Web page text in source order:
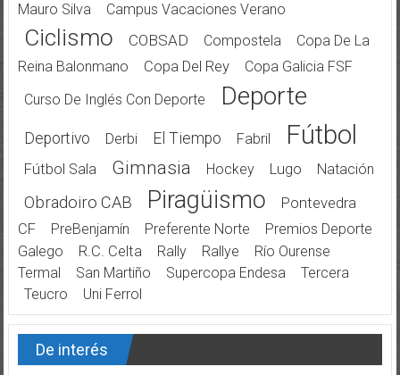
Mauro Silva
Campus Vacaciones Verano
Ciclismo COBSAD Compostela
Copa De La
Reina Balonmano
Copa Del Rey
Copa Galicia FSF
Curso De Inglés Con Deporte
Deporte
Deportivo Derbi El Tiempo Fabril Fútbol
Fútbol Sala Gimnasia Hockey Lugo Natación
Obradoiro CAB Piragüismo
Pontevedra
CF
PreBenjamín Preferente Norte
Premios Deporte
Galego
R.C. Celta Rally Rallye
Río Ourense
Termal
San Martiño Supercopa Endesa
Tercera
Teucro
Uni Ferrol
De interés